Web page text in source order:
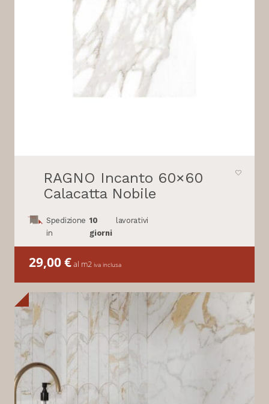
RAGNO Incanto 60×60
Calacatta Nobile
Spedizione
in
10
giorni
lavorativi
29,00€al m2 iva inclusa